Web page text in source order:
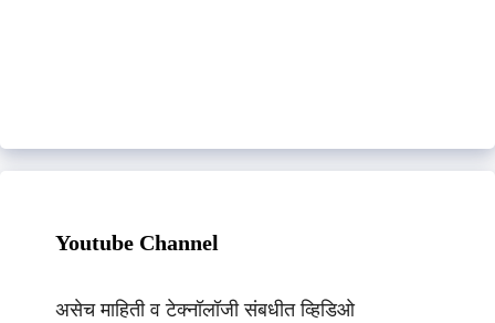
Youtube Channel
असेच माहिती व टेक्नॉलॉजी संबधीत व्हिडिओ